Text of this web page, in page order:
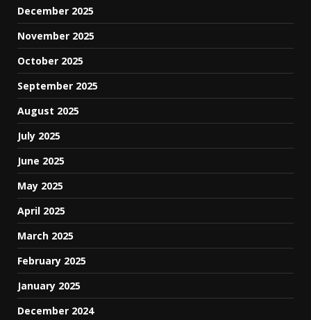
December 2025
November 2025
October 2025
September 2025
August 2025
July 2025
June 2025
May 2025
April 2025
March 2025
February 2025
January 2025
December 2024